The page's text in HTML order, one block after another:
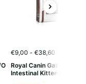
€9,00 - €38,60
precios:
desde
Royal Canin Gastro
Intestinal Kitten